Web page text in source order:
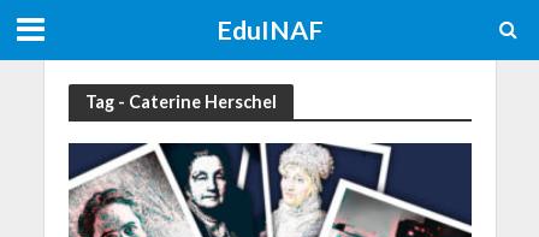
EduINAF
Tag - Caterine Herschel